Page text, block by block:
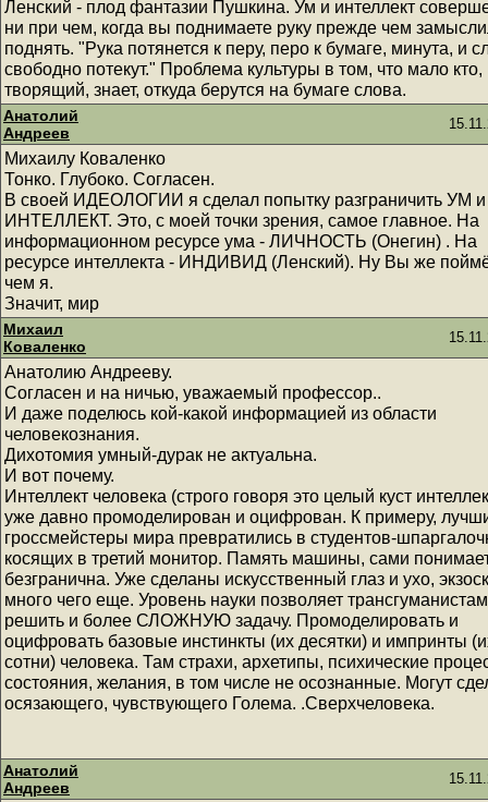
Ленский - плод фантазии Пушкина. Ум и интеллект
ни при чем, когда вы поднимаете руку прежде чем
поднять. "Рука потянется к перу, перо к бумаге, минута, и
свободно потекут." Проблема культуры в том, что мало кто,
творящий, знает, откуда берутся на бумаге слова.
Анатолий
Андреев
Михаилу Коваленко
Тонко. Глубоко. Согласен.
В своей ИДЕОЛОГИИ я сделал попытку разграничить УМ и
ИНТЕЛЛЕКТ. Это, с моей точки зрения, самое главное. На
информационном ресурсе ума - ЛИЧНОСТЬ (Онегин) . На
ресурсе интеллекта - ИНДИВИД (Ленский). Ну Вы же
чем я.
Значит, мир
Михаил
Коваленко
Анатолию Андрееву.
Согласен и на ничью, уважаемый профессор..
И даже поделюсь кой-какой информацией из области
человекознания.
Дихотомия умный-дурак не актуальна.
И вот почему.
Интеллект человека (строго говоря это целый куст
уже давно промоделирован и оцифрован. К примеру,
гроссмейстеры мира превратились в студентов-
косящих в третий монитор. Память машины, сами
безгранична. Уже сделаны искусственный глаз и ухо,
много чего еще. Уровень науки позволяет трансгуманистам
решить и более СЛОЖНУЮ задачу. Промоделировать и
оцифровать базовые инстинкты (их десятки) и импринты
сотни) человека. Там страхи, архетипы, психические
состояния, желания, в том числе не осознанные. Могут
осязающего, чувствующего Голема. .Сверхчеловека.
Анатолий
Андреев